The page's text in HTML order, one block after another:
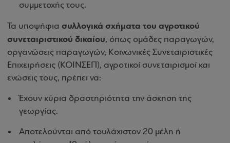
συμμετοχής τους.
Τα υποψήφια συλλογικά σχήματα του αγροτικού
συνεταιριστικού δικαίου, όπως ομάδες παραγωγών,
οργανώσεις παραγωγών, Κοινωνικές Συνεταιριστικές
Επιχειρήσεις (ΚΟΙΝΣΕΠ), αγροτικοί συνεταιρισμοί και
ενώσεις τους, πρέπει να:
Έχουν κύρια δραστηριότητα την άσκηση της
γεωργίας.
Αποτελούνται από τουλάχιστον 20 μέλη ή